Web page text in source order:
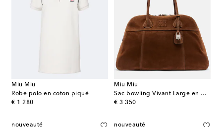
Miu Miu
Robe polo en coton piqué
€ 1 280
original price
Miu Miu
Sac bowling Vivant Large en daim
€ 3 350
original price
nouveauté nouveauté